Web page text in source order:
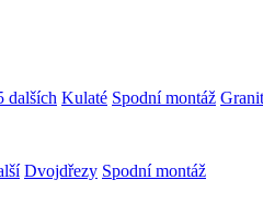
dalších Kulaté Spodní montáž
Dvojdřezy Spodní montáž